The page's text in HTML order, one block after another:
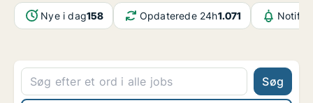
Nye i dag158 Opdaterede 24h1.071
Søg